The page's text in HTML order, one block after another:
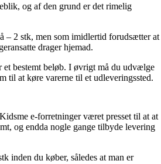
og af den grund er det rimelig
– 2 stk, men som imidlertid forudsætter at
drager hjemad.
bestemt beløb. I øvrigt må du udvælge
til at køre varerne til et udleveringssted.
e-forretninger været presset til at at
og endda nogle gange tilbyde levering
inden du køber, således at man er